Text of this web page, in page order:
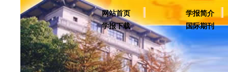
网站首页
学报简介
学报下载
国际期刊